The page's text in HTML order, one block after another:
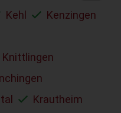
Kehl
Kenzingen
Knittlingen
Krautheim